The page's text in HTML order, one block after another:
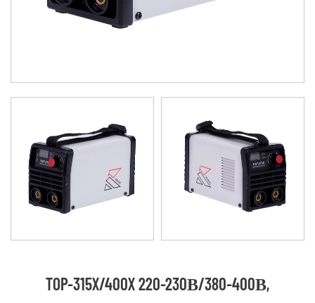
TOP-315X/400X 220-230В/380-400В,